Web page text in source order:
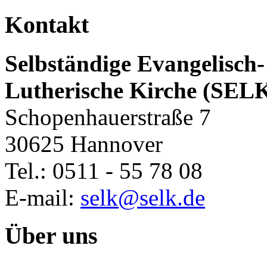
Kontakt
Selbständige Evangelisch-
Lutherische Kirche
Schopenhauerstraße 7
30625 Hannover
Tel.: 0511 - 55 78 08
E-mail: selk@selk.de
Über uns